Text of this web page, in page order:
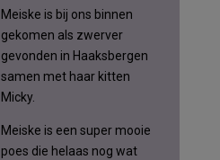
Meiske is bij ons binnen
gekomen als zwerver
gevonden in Haaksbergen
samen met haar kitten
Micky.
Meiske is een super mooie
poes die helaas nog wat